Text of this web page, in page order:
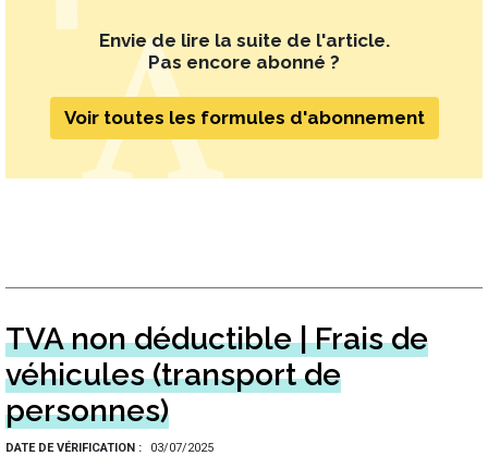
Envie de lire la suite de l'article.
Pas encore abonné ?
Voir toutes les formules d'abonnement
TVA non déductible | Frais de
véhicules (transport de
personnes)
DATE DE VÉRIFICATION 03/07/2025